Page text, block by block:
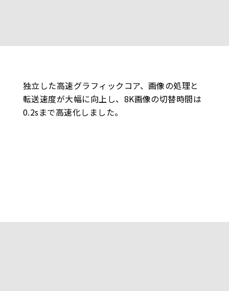
独立した高速グラフィックコア、画像の処理と
転送速度が大幅に向上し、8K画像の切替時間は
0.2sまで高速化しました。